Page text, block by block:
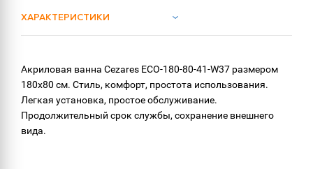
ХАРАКТЕРИСТИКИ
Акриловая ванна Cezares ECO-180-80-41-W37 размером
180x80 см. Стиль, комфорт, простота использования.
Легкая установка, простое обслуживание.
Продолжительный срок службы, сохранение внешнего
вида.